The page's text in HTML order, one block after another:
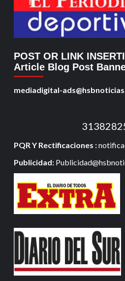
POST OR LINK
Article Blog Post
mediadigital-
PQR Y Rectificaciones :
Publicidad: